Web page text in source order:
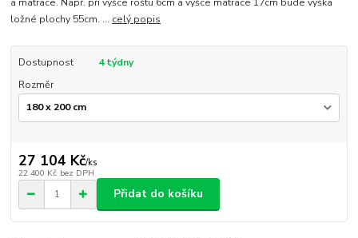
ložné plochy 55cm. ... celý popis
Dostupnost
4 týdny
Rozměr
27 104 Kč/ks
22 400 Kč bez DPH
Přidat do košíku